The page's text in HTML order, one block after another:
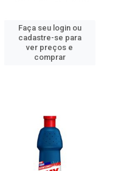
Faça seu login ou
cadastre-se para
ver preços e
comprar